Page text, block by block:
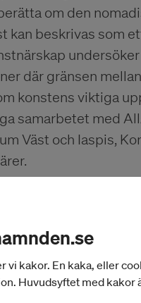
om den
kan beskrivas som
där gränsen
konstens viktiga
samarbetet med
Väst och Iaspis,
SVE) är en
konstnärliga
teckning i ett
på vardagslivet
har examen från
vi kakor. En kaka, eller
Huvudsyftet med kakor